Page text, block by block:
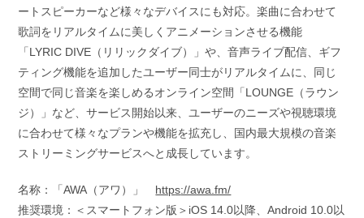
ートスピーカーなど様々なデバイスにも対応。楽曲に合わせて
歌詞をリアルタイムに美しくアニメーションさせる機能
「LYRIC DIVE（リリックダイブ）」や、音声ライブ配信、ギフ
ティング機能を追加したユーザー同士がリアルタイムに、同じ
空間で同じ音楽を楽しめるオンライン空間「LOUNGE（ラウン
ジ）」など、サービス開始以来、ユーザーのニーズや視聴環境
に合わせて様々なプランや機能を拡充し、国内最大規模の音楽
ストリーミングサービスへと成長しています。
名称：「AWA（アワ）」 https://awa.fm/
推奨環境：＜スマートフォン版＞iOS 14.0以降、Android 10.0以